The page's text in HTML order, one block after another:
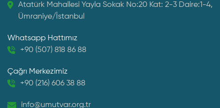
Atatürk Mahallesi Yayla Sokak No:20 Kat: 2-3 Daire:1-4,
Ümraniye/İstanbul
Whatsapp Hattımız
+90 (507) 818 86 88
Çağrı Merkezimiz
+90 (216) 606 38 88
info@umutvar.org.tr